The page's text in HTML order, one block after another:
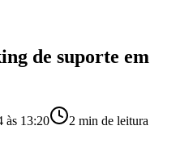
de suporte em
às 13:20 2 min de leitura